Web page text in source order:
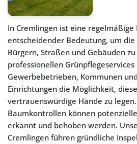
In Cremlingen ist eine
entscheidender Bedeutung, um
Bürgern, Straßen und Gebäuden
professionellen
Gewerbebetrieben, Kommunen
Einrichtungen die Möglichkeit,
vertrauenswürdige Hände zu
Baumkontrollen können
erkannt und behoben werden.
Cremlingen führen gründliche